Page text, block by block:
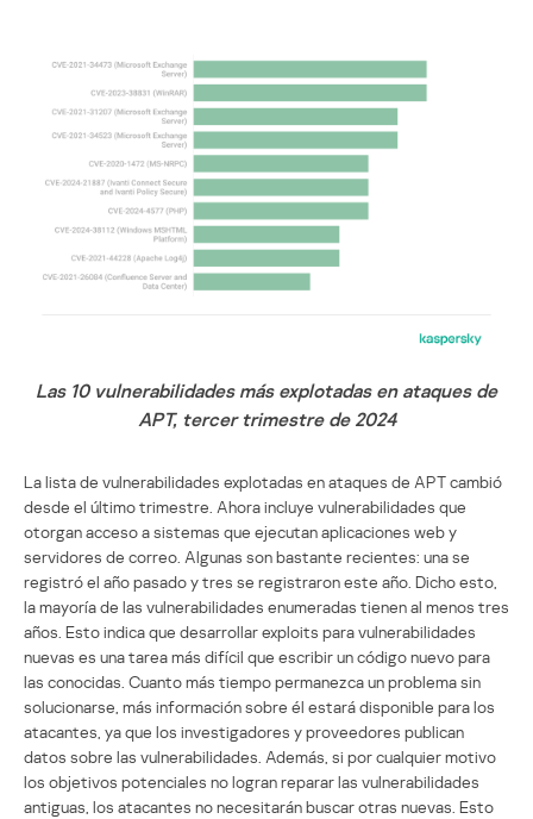
Las 10 vulnerabilidades más explotadas en ataques de
APT, tercer trimestre de 2024
La lista de vulnerabilidades explotadas en ataques de APT cambió
desde el último trimestre. Ahora incluye vulnerabilidades que
otorgan acceso a sistemas que ejecutan aplicaciones web y
servidores de correo. Algunas son bastante recientes: una se
registró el año pasado y tres se registraron este año. Dicho esto,
la mayoría de las vulnerabilidades enumeradas tienen al menos tres
años. Esto indica que desarrollar exploits para vulnerabilidades
nuevas es una tarea más difícil que escribir un código nuevo para
las conocidas. Cuanto más tiempo permanezca un problema sin
solucionarse, más información sobre él estará disponible para los
atacantes, ya que los investigadores y proveedores publican
datos sobre las vulnerabilidades. Además, si por cualquier motivo
los objetivos potenciales no logran reparar las vulnerabilidades
antiguas, los atacantes no necesitarán buscar otras nuevas. Esto